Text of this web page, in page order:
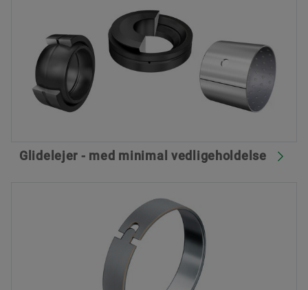
Glidelejer - med minimal vedligeholdelse